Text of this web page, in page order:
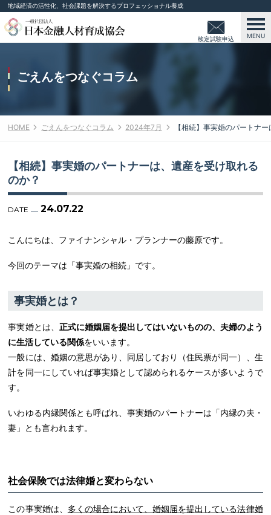
地域経済の活性化、社会課題を解決するプロフェッショナル養成
検定試験申込
み
MENU
ごえんをつなぐコラム
HOME ごえんをつなぐコラム 2024年7月 【相続】事実婚のパートナ
【相続】事実婚のパートナーは、遺産を受け取れる
のか？
DATE 24.07.22
こんにちは、ファイナンシャル・プランナーの藤原です。
今回のテーマは「事実婚の相続」です。
事実婚とは？
事実婚とは、 正式に婚姻届を提出してはいないものの、夫婦のよう
に生活している関係をいいます。
一般には、婚姻の意思があり、同居しており（住民票が同一）、生
計を同一にしていれば事実婚として認められるケースが多いようで
す。
いわゆる内縁関係とも呼ばれ、事実婚のパートナーは「内縁の夫・
妻」とも言われます。
社会保険では法律婚と変わらない
この事実婚は、 多くの場合において、婚姻届を提出している法律婚